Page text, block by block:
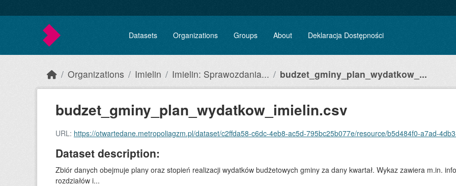
Datasets Organizations Groups About Deklaracja Dostępności
Organizations Imielin Imielin: Sprawozdania... budzet_gminy_plan_wydatkow_...
budzet_gminy_plan_wydatkow_imielin.csv
URL: https://otwartedane.metropoliagzm.pl/dataset/c2ffda58-c6dc-4eb8-ac5d-795bc25b077e/resource/b5d484f0-a7ad-4db3-b0d3-
Dataset description:
Zbiór danych obejmuje plany oraz stopień realizacji wydatków budżetowych gminy za dany kwartał. Wykaz zawiera m.in.
rozdziałów i...